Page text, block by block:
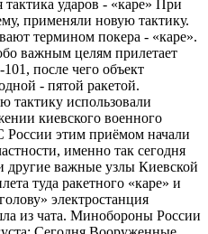
ударов - «каре» При
применяли новую тактику.
термином покера - «каре».
важным целям прилетает
после чего объект
- пятой ракетой.
тактику использовали
киевского военного
этим приёмом начали
именно так сегодня
важные узлы Киевской
туда ракетного «каре» и
электростанция
из чата. Минобороны России